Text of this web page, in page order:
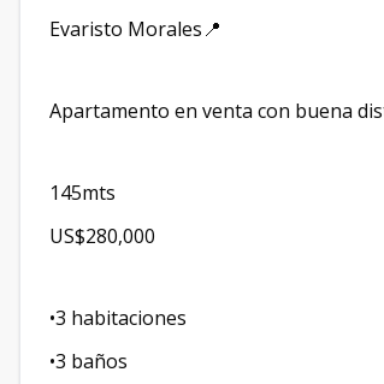
Evaristo Morales📍
Apartamento en venta con buena
145mts
US$280,000
•3 habitaciones
•3 baños